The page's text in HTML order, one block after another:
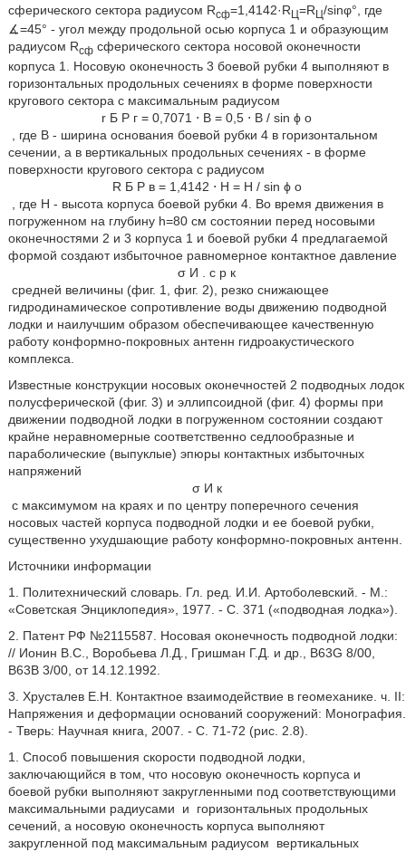
сферического сектора радиусом Rсф=1,4142·RЦ=RЦ/sinφ°, где
∡=45° - угол между продольной осью корпуса 1 и образующим
радиусом Rсфсферического сектора носовой оконечности
корпуса 1. Носовую оконечность 3 боевой рубки 4 выполняют в
горизонтальных продольных сечениях в форме поверхности
кругового сектора с максимальным радиусом
r Б Р г = 0,7071 ⋅ B = 0,5 ⋅ B / sin ϕ o
, где В - ширина основания боевой рубки 4 в горизонтальном
сечении, а в вертикальных продольных сечениях - в форме
поверхности кругового сектора с радиусом
R Б Р в = 1,4142 ⋅ H = H / sin ϕ o
, где Н - высота корпуса боевой рубки 4. Во время движения в
погруженном на глубину h=80 см состоянии перед носовыми
оконечностями 2 и 3 корпуса 1 и боевой рубки 4 предлагаемой
формой создают избыточное равномерное контактное давление
σ И с р к
средней величины (фиг. 1, фиг. 2), резко снижающее
гидродинамическое сопротивление воды движению подводной
лодки и наилучшим образом обеспечивающее качественную
работу конформно-покровных антенн гидроакустического
комплекса.
Известные конструкции носовых оконечностей 2 подводных лодок
полусферической (фиг. 3) и эллипсоидной (фиг. 4) формы при
движении подводной лодки в погруженном состоянии создают
крайне неравномерные соответственно седлообразные и
параболические (выпуклые) эпюры контактных избыточных
напряжений
σ И к
с максимумом на краях и по центру поперечного сечения
носовых частей корпуса подводной лодки и ее боевой рубки,
существенно ухудшающие работу конформно-покровных антенн.
Источники информации
1. Политехнический словарь. Гл. ред. И.И. Артоболевский. - М.:
«Советская Энциклопедия», 1977. - С. 371 («подводная лодка»).
2. Патент РФ №2115587. Носовая оконечность подводной лодки:
// Ионин B.C., Воробьева Л.Д., Гришман Г.Д. и др., B63G 8/00,
В63В 3/00, от 14.12.1992.
3. Хрусталев Е.Н. Контактное взаимодействие в геомеханике. ч. II:
Напряжения и деформации оснований сооружений: Монография.
- Тверь: Научная книга, 2007. - С. 71-72 (рис. 2.8).
1. Способ повышения скорости подводной лодки,
заключающийся в том, что носовую оконечность корпуса и
боевой рубки выполняют закругленными под соответствующими
максимальными радиусами
и
горизонтальных продольных
сечений, а носовую оконечность корпуса выполняют
закругленной под максимальным радиусом
вертикальных